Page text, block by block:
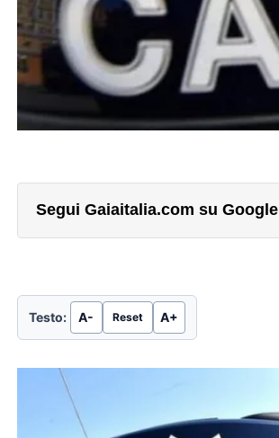
Segui Gaiaitalia.com su Google
Testo: A- Reset A+